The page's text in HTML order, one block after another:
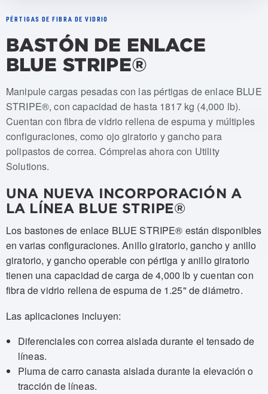
PÉRTIGAS DE FIBRA DE VIDRIO
BASTÓN DE ENLACE
BLUE STRIPE®
Numeros de articulo: USLS-006-SWVL, USLS-012-SWVL,
Manipule cargas pesadas con las pértigas de enlace BLUE
STRIPE®, con capacidad de hasta 1817 kg (4,000 lb).
Cuentan con fibra de vidrio rellena de espuma y múltiples
configuraciones, como ojo giratorio y gancho para
polipastos de correa. Cómprelas ahora con Utility
Solutions.
UNA NUEVA INCORPORACIÓN A
LA LÍNEA BLUE STRIPE®
Los bastones de enlace BLUE STRIPE® están disponibles
en varias configuraciones. Anillo giratorio, gancho y anillo
giratorio, y gancho operable con pértiga y anillo giratorio
tienen una capacidad de carga de 4,000 lb y cuentan con
fibra de vidrio rellena de espuma de 1.25" de diámetro.
Las aplicaciones incluyen:
Diferenciales con correa aislada durante el tensado de
líneas.
Pluma de carro canasta aislada durante la elevación o
tracción de líneas.